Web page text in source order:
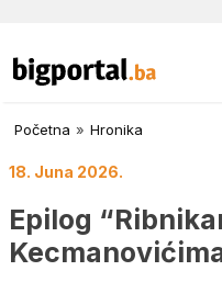
Početna » Hronika
18. Juna 2026.
Epilog